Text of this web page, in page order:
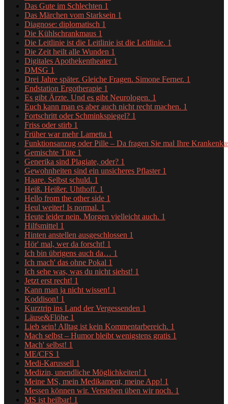
Das Gute im Schlechten 1
Das Märchen vom Starksein 1
Diagnose: diplomatisch 1
Die Kühlschrankmaus 1
Die Leitlinie ist die Leitlinie ist die Leitlinie. 1
Die Zeit heilt alle Wunden 1
Digitales Apothekentheater 1
DMSG 1
Drei Jahre später. Gleiche Fragen. Simone Ferner. 1
Endstation Ergotherapie 1
Es gibt Ärzte. Und es gibt Neurologen. 1
Euch kann man es aber auch nicht recht machen. 1
Fortschritt oder Schminkspiegel? 1
Friss oder stirb 1
Früher war mehr Lametta 1
Funktionsanzug oder Pille – Da fragen Sie mal Ihre
Gemischte Tüte 1
Generika sind Plagiate, oder? 1
Gewohnheiten sind ein unsicheres Pflaster 1
Haare. Selbst schuld. 1
Heiß. Heißer. Uhthoff. 1
Hello from the other side 1
Heul weiter! Is normal. 1
Heute leider nein. Morgen vielleicht auch. 1
Hilfsmittel 1
Hinten anstellen ausgeschlossen 1
Hör' mal, wer da forscht! 1
Ich bin übrigens auch da… 1
Ich mach' das ohne Pokal 1
Ich sehe was, was du nicht siehst! 1
Jetzt erst recht! 1
Kann man ja nicht wissen! 1
Koddison! 1
Kurztrip ins Land der Vergessenden 1
Läuse&Flöhe 1
Lieb sein! Alltag ist kein Kommentarbereich. 1
Mach selbst – Humor bleibt wenigstens gratis 1
Mach' selbst! 1
ME/CFS 1
Medi-Karussell 1
Medizin, unendliche Möglichkeiten! 1
Meine MS, mein Medikament, meine App! 1
Messen können wir. Verstehen üben wir noch. 1
MS ist heilbar! 1